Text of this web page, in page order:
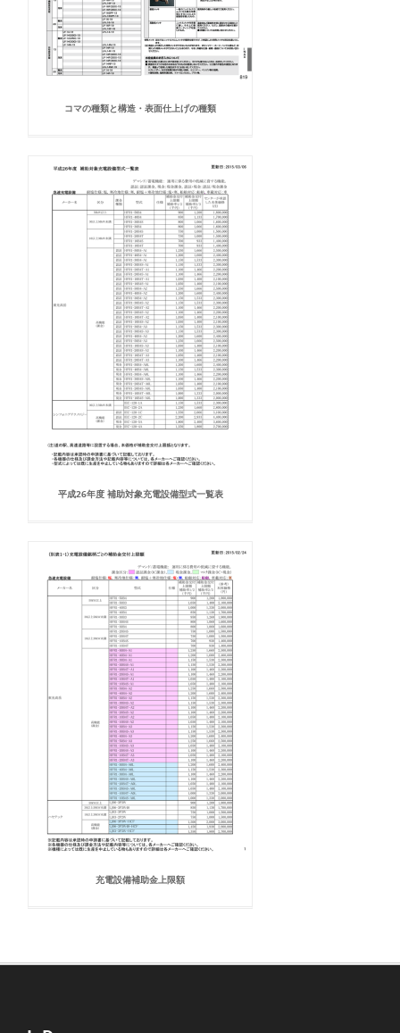
コマの種類と構造・表面仕上げの種類
平成26年度 補助対象充電設備型式一覧表
充電設備補助金上限額